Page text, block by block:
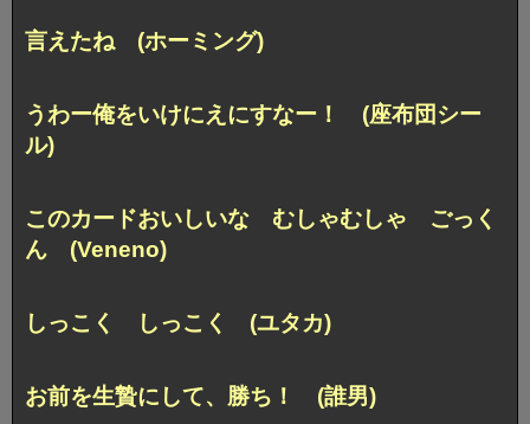
言えたね (ホーミング)
うわー俺をいけにえにすなー！ (座布団シー
ル)
このカードおいしいな むしゃむしゃ ごっく
ん (Veneno)
しっこく しっこく (ユタカ)
お前を生贄にして、勝ち！ (誰男)